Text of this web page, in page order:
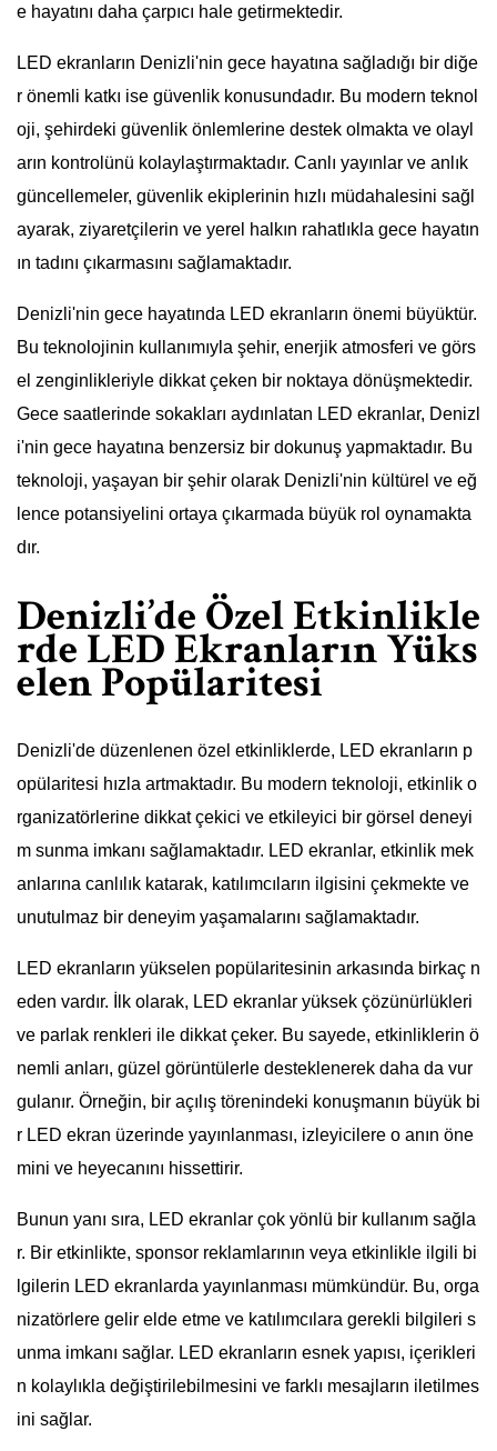
e hayatını daha çarpıcı hale getirmektedir.
LED ekranların Denizli'nin gece hayatına sağladığı bir diğe
r önemli katkı ise güvenlik konusundadır. Bu modern teknol
oji, şehirdeki güvenlik önlemlerine destek olmakta ve olayl
arın kontrolünü kolaylaştırmaktadır. Canlı yayınlar ve anlık
güncellemeler, güvenlik ekiplerinin hızlı müdahalesini sağl
ayarak, ziyaretçilerin ve yerel halkın rahatlıkla gece hayatın
ın tadını çıkarmasını sağlamaktadır.
Denizli'nin gece hayatında LED ekranların önemi büyüktür.
Bu teknolojinin kullanımıyla şehir, enerjik atmosferi ve görs
el zenginlikleriyle dikkat çeken bir noktaya dönüşmektedir.
Gece saatlerinde sokakları aydınlatan LED ekranlar, Denizl
i'nin gece hayatına benzersiz bir dokunuş yapmaktadır. Bu
teknoloji, yaşayan bir şehir olarak Denizli'nin kültürel ve eğ
lence potansiyelini ortaya çıkarmada büyük rol oynamakta
dır.
Denizli’de Özel Etkinlikle
rde LED Ekranların Yüks
elen Popülaritesi
Denizli'de düzenlenen özel etkinliklerde, LED ekranların p
opülaritesi hızla artmaktadır. Bu modern teknoloji, etkinlik o
rganizatörlerine dikkat çekici ve etkileyici bir görsel deneyi
m sunma imkanı sağlamaktadır. LED ekranlar, etkinlik mek
anlarına canlılık katarak, katılımcıların ilgisini çekmekte ve
unutulmaz bir deneyim yaşamalarını sağlamaktadır.
LED ekranların yükselen popülaritesinin arkasında birkaç n
eden vardır. İlk olarak, LED ekranlar yüksek çözünürlükleri
ve parlak renkleri ile dikkat çeker. Bu sayede, etkinliklerin ö
nemli anları, güzel görüntülerle desteklenerek daha da vur
gulanır. Örneğin, bir açılış törenindeki konuşmanın büyük bi
r LED ekran üzerinde yayınlanması, izleyicilere o anın öne
mini ve heyecanını hissettirir.
Bunun yanı sıra, LED ekranlar çok yönlü bir kullanım sağla
r. Bir etkinlikte, sponsor reklamlarının veya etkinlikle ilgili bi
lgilerin LED ekranlarda yayınlanması mümkündür. Bu, orga
nizatörlere gelir elde etme ve katılımcılara gerekli bilgileri s
unma imkanı sağlar. LED ekranların esnek yapısı, içerikleri
n kolaylıkla değiştirilebilmesini ve farklı mesajların iletilmes
ini sağlar.